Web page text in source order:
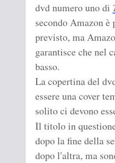
dvd numero uno di
secondo Amazon
previsto, ma
garantisce che nel
basso.
La copertina del
essere una cover
solito ci devono
Il titolo in
dopo la fine della
dopo l'altra, ma